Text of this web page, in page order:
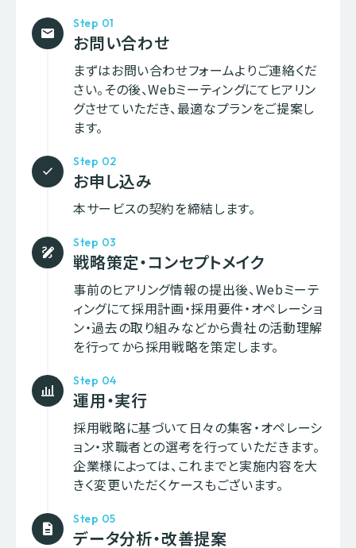
mail
Step 01
お問い合わせ
まずはお問い合わせフォームよりご連絡くだ
さい。その後、Webミーティングにてヒアリン
グさせていただき、最適なプランをご提案し
ます。
check
Step 02
お申し込み
本サービスの契約を締結します。
draw
Step 03
戦略策定・コンセプトメイク
事前のヒアリング情報の提出後、Webミーテ
ィングにて採用計画・採用要件・オペレーショ
ン・過去の取り組みなどから貴社の活動理解
を行ってから採用戦略を策定します。
bar_chart_4_bars
Step 04
運用・実行
採用戦略に基づいて日々の集客・オペレーシ
ョン・求職者との選考を行っていただきます。
企業様によっては、これまでと実施内容を大
きく変更いただくケースもございます。
description
Step 05
データ分析・改善提案